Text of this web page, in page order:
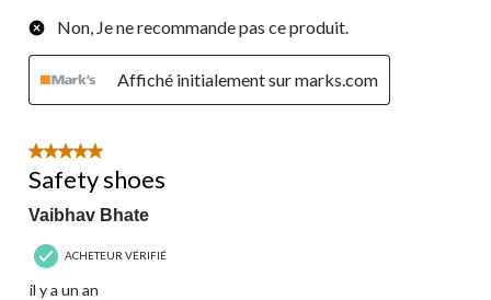
Non, Je ne recommande pas ce produit.
Affiché initialement sur marks.com
5 étoile(s) sur 5.
Safety shoes
Vaibhav Bhate
ACHETEUR VÉRIFIÉ
il y a un an